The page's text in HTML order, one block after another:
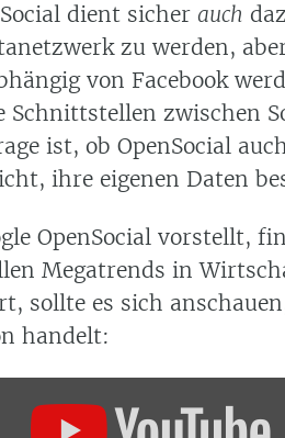
dient sicher auch
zu werden,
von Facebook
zwischen
ist, ob OpenSocial
ihre eigenen Daten
OpenSocial vorstellt,
Megatrends in
sollte es sich
handelt: